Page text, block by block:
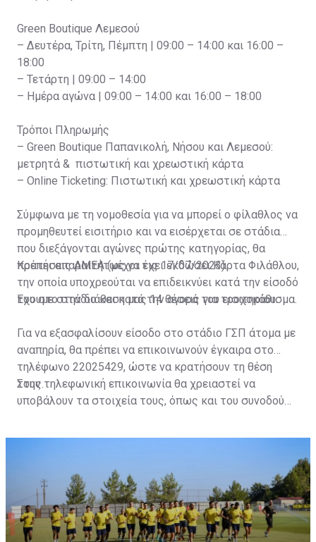
Green Boutique Λεμεσού
– Δευτέρα, Τρίτη, Πέμπτη | 09:00 – 14:00 και 16:00 –
18:00
– Τετάρτη | 09:00 – 14:00
– Ημέρα αγώνα | 09:00 – 14:00 και 16:00 – 18:00
Τρόποι Πληρωμής
– Green Boutique Παπανικολή, Νήσου και Λεμεσού:
μετρητά & πιστωτική και χρεωστική κάρτα
– Online Ticketing: Πιστωτική και χρεωστική κάρτα
Σύμφωνα με τη νομοθεσία για να μπορεί ο φίλαθλος να
προμηθευτεί εισιτήριο και να εισέρχεται σε στάδια
που διεξάγονται αγώνες πρώτης κατηγορίας, θα
πρέπει απαραιτήτως να έχει εκδώσει Κάρτα Φιλάθλου,
την οποία υποχρεούται να επιδεικνύει κατά την είσοδό
του στο στάδιο και κατά την αγορά του εισιτηρίου.
Κρατήσεις ΑΜΕΑ (μέχρι τις 17/07/2023)
Έχουμε στην διάθεση μας 14 θέσεις για τροχοκάθισμα.
Για να εξασφαλίσουν είσοδο στο στάδιο ΓΣΠ άτομα με
αναπηρία, θα πρέπει να επικοινωνούν έγκαιρα στο
τηλέφωνο 22025429, ώστε να κρατήσουν τη θέση
τους.
Στην τηλεφωνική επικοινωνία θα χρειαστεί να
υποβάλουν τα στοιχεία τους, όπως και του συνοδού
ονοματεπώνυμο, αριθμός πινακίδας αυτοκινήτου,